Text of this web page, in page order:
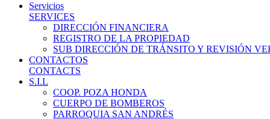
Servicios
SERVICES
DIRECCIÓN FINANCIERA
REGISTRO DE LA PROPIEDAD
SUB DIRECCIÓN DE TRÁNSITO Y REVISIÓN
CONTACTOS
CONTACTS
S.I.L
COOP. POZA HONDA
CUERPO DE BOMBEROS
PARROQUIA SAN ANDRÉS